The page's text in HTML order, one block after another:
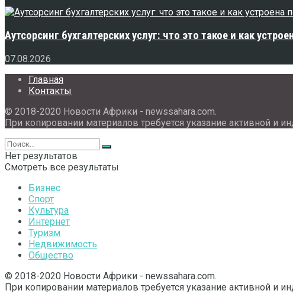
Аутсорсинг бухгалтерских услуг: что это такое и как
07.08.2026
Главная
Контакты
© 2018-2020 Новости Африки - newssahara.com.
При копировании материалов требуется указание активной и
Нет результатов
Смотреть все результаты
Бизнес
Спорт
Культура
Интернет
Туризм
Недвижимость
Общество
© 2018-2020 Новости Африки - newssahara.com.
При копировании материалов требуется указание активной и